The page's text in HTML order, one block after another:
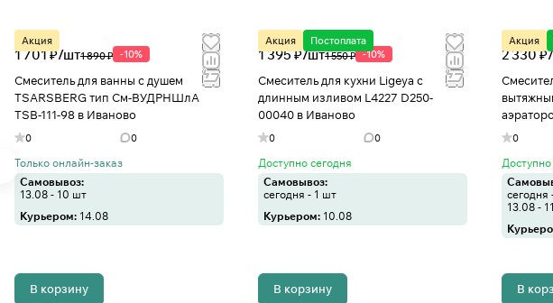
Акция
1 701 ₽/шт1 890 ₽ -10%
Смеситель для ванны с душем
TSARSBERG тип См-ВУДРНШлА
TSB-111-98 в Иваново
0 0
Только онлайн-заказ
Самовывоз:
13.08 - 10 шт
Курьером: 14.08
В корзину
Акция Постоплата
1 395 ₽/шт1 550 ₽ -10%
Смеситель для кухни Ligeya с
длинным изливом L4227 D250-
00040 в Иваново
0 0
Доступно сегодня
Самовывоз:
сегодня - 1 шт
Курьером: 10.08
В корзину
Акция
2 330 ₽/
0
Доступно
сегодня
13.08 -
В